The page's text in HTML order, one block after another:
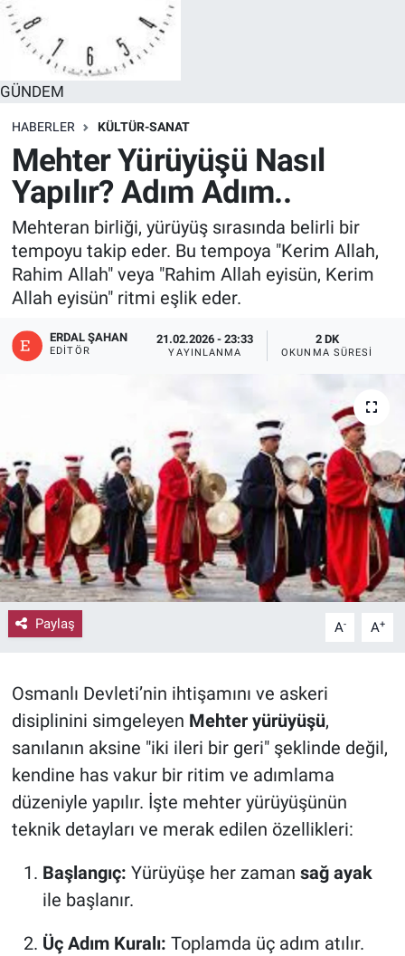
GÜNDEM
HABERLER KÜLTÜR-SANAT
Mehter Yürüyüşü Nasıl
Yapılır? Adım Adım..
Mehteran birliği, yürüyüş sırasında belirli bir
tempoyu takip eder. Bu tempoya "Kerim Allah,
Rahim Allah" veya "Rahim Allah eyisün, Kerim
Allah eyisün" ritmi eşlik eder.
ERDAL ŞAHAN
EDITÖR
21.02.2026 - 23:33
YAYINLANMA
2 DK
OKUNMA SÜRESI
Paylaş A- A+
Osmanlı Devleti’nin ihtişamını ve askeri
disiplinini simgeleyen Mehter yürüyüşü,
sanılanın aksine "iki ileri bir geri" şeklinde değil,
kendine has vakur bir ritim ve adımlama
düzeniyle yapılır. İşte mehter yürüyüşünün
teknik detayları ve merak edilen özellikleri:
Başlangıç: Yürüyüşe her zaman sağ ayak
ile başlanır.
Üç Adım Kuralı: Toplamda üç adım atılır.